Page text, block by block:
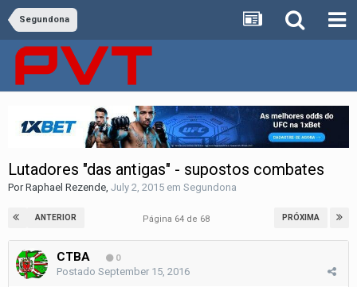
Segundona
Lutadores "das antigas" - supostos combates
PorRaphael Rezende July 2, 2015 em Segundona
ANTERIOR PRÓXIMA
Página 64 de 68
CTBA 0
Postado September 15, 2016